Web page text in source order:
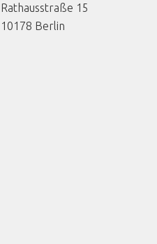
Rathausstraße 15
10178 Berlin